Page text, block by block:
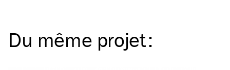
Du même projet: